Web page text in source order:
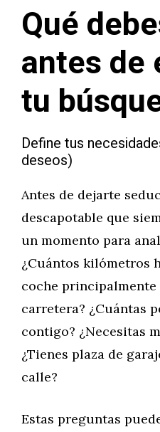
Qué
antes de
tu
Define tus
deseos)
Antes de dejarte
descapotable que
un momento para
¿Cuántos kilómetros
coche principalmente
carretera? ¿Cuántas
contigo? ¿Necesitas
¿Tienes plaza de
calle?
Estas preguntas